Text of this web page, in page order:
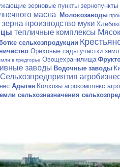
зерновые пункты зернопункты
масла
Молокозаводы
производство муки
тепличные комплексы
сельхозпродукции
Ореховые сады участки
в предгорье Овощехранилища
заводы Водочные заводы
Сельхозпредприятия
Адыгея Колхозы агрокомплекс
сельхозназначения